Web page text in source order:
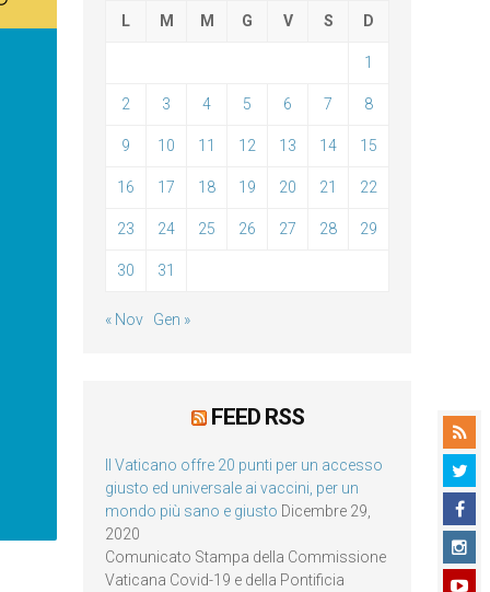
L M M G V S D
1
2 3 4 5 6 7 8
9 10 11 12 13 14 15
16 17 18 19 20 21 22
23 24 25 26 27 28 29
30 31
« Nov Gen »
FEED RSS
Il Vaticano offre 20 punti per un accesso
giusto ed universale ai vaccini, per un
mondo più sano e giusto Dicembre 29,
2020
Comunicato Stampa della Commissione
Vaticana Covid-19 e della Pontificia